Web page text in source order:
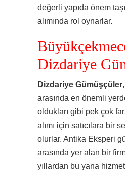
değerli yapıda önem
alımında rol oynarlar.
Dizdariye
Dizdariye Gümüşçüler
arasında en önemli
oldukları gibi pek çok
alımı için satıcılara bir
olurlar. Antika Eksperi
arasında yer alan bir
yıllardan bu yana